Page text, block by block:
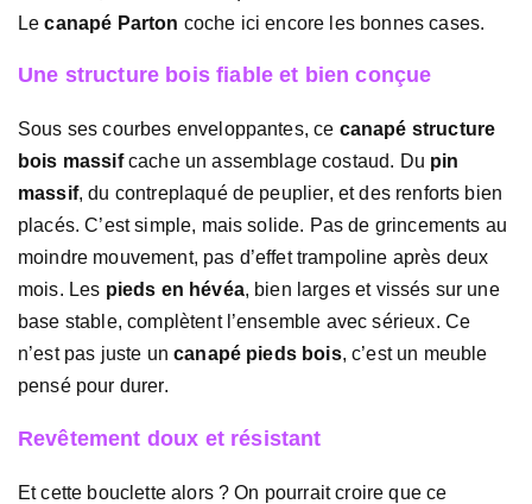
Lecanapé Parton coche ici encore les bonnes cases.
Une structure bois fiable et bien conçue
Sous ses courbes enveloppantes, ce canapé structure
bois massifcache un assemblage costaud. Du pin
massif, du contreplaqué de peuplier, et des renforts bien
placés. C’est simple, mais solide. Pas de grincements au
moindre mouvement, pas d’effet trampoline après deux
mois. Les pieds en hévéa, bien larges et vissés sur une
base stable, complètent l’ensemble avec sérieux. Ce
n’est pas juste uncanapé pieds bois, c’est un meuble
pensé pour durer.
Revêtement doux et résistant
Et cette bouclette alors ? On pourrait croire que ce